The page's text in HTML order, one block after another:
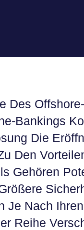
Des
Bankings
Die
Den
Gehören
Je Nach
Reihe